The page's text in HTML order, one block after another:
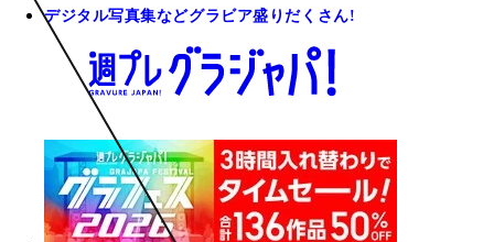
デジタル写真集などグラビア盛りだくさん!